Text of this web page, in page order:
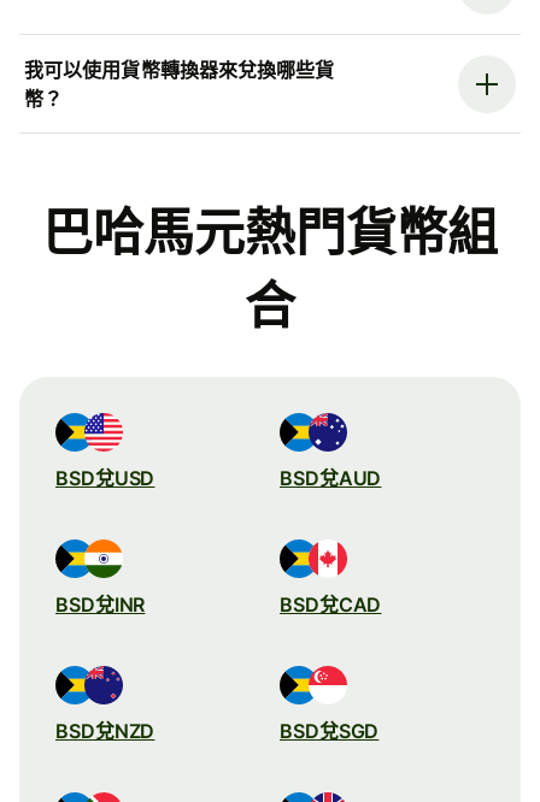
我可以使用貨幣轉換器來兌換哪些貨
幣？
巴哈馬元熱門貨幣組
合
BSD兌USD BSD兌AUD
BSD兌INR BSD兌CAD
BSD兌NZD BSD兌SGD